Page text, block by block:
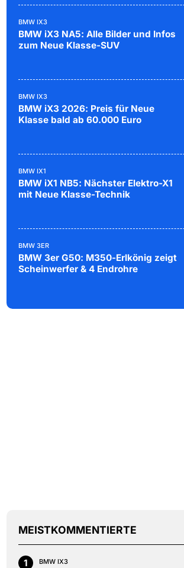
BMW IX3
BMW iX3 NA5: Alle Bilder und Infos
zum Neue Klasse-SUV
BMW IX3
BMW iX3 2026: Preis für Neue
Klasse bald ab 60.000 Euro
BMW IX1
BMW iX1 NB5: Nächster Elektro-X1
mit Neue Klasse-Technik
BMW 3ER
BMW 3er G50: M350-Erlkönig zeigt
Scheinwerfer & 4 Endrohre
MEISTKOMMENTIERTE
1 BMW IX3